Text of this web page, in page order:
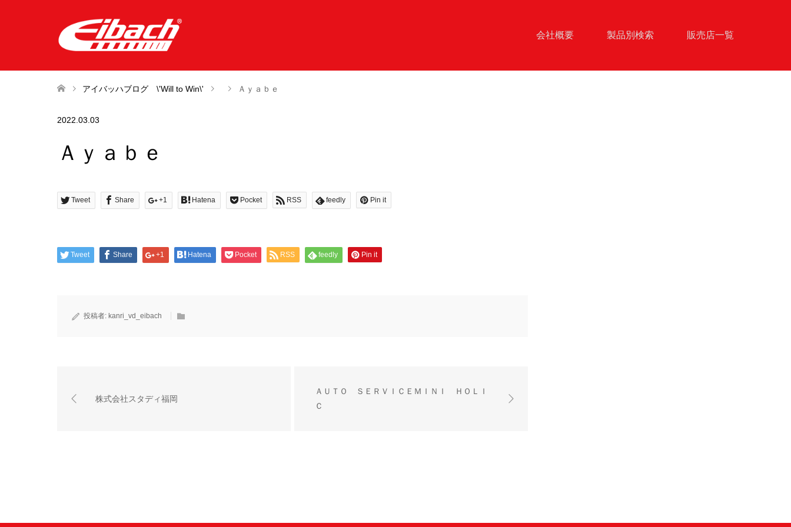
会社概要 製品別検索 販売店一覧
アイバッハブログ \'Will to Win\' Ａｙａｂｅ
2022.03.03
Ａｙａｂｅ
Tweet Share +1 Hatena Pocket RSS feedly Pin it
Tweet Share +1 Hatena Pocket RSS feedly Pin it
投稿者: kanri_vd_eibach
株式会社スタディ福岡
ＡＵＴＯ ＳＥＲＶＩＣＥＭＩＮＩ ＨＯＬＩ
Ｃ